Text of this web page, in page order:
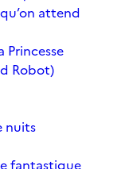
attend
Princesse
Robot)
nuits
fantastique